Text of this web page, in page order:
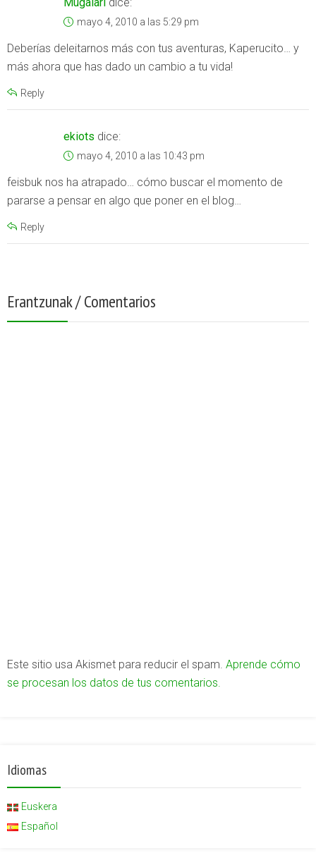
mayo 4, 2010 a las 5:29 pm
Deberías deleitarnos más con tus aventuras, Kaperucito… y
más ahora que has dado un cambio a tu vida!
Reply
ekiots dice:
mayo 4, 2010 a las 10:43 pm
feisbuk nos ha atrapado… cómo buscar el momento de
pararse a pensar en algo que poner en el blog…
Reply
Erantzunak / Comentarios
Este sitio usa Akismet para reducir el spam. Aprende cómo
se procesan los datos de tus comentarios.
Idiomas
Euskera
Español